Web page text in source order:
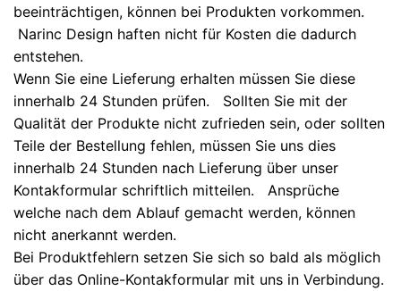
beeinträchtigen, können bei Produkten vorkommen.
Narinc Design haften nicht für Kosten die dadurch
entstehen.
Wenn Sie eine Lieferung erhalten müssen Sie diese
innerhalb 24 Stunden prüfen. Sollten Sie mit der
Qualität der Produkte nicht zufrieden sein, oder sollten
Teile der Bestellung fehlen, müssen Sie uns dies
innerhalb 24 Stunden nach Lieferung über unser
Kontakformular schriftlich mitteilen. Ansprüche
welche nach dem Ablauf gemacht werden, können
nicht anerkannt werden.
Bei Produktfehlern setzen Sie sich so bald als möglich
über das Online-Kontakformular mit uns in Verbindung.